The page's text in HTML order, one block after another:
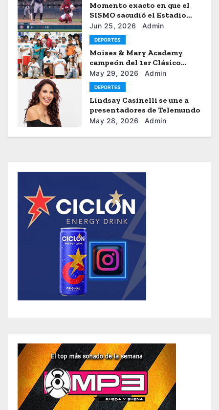
Momento exacto en que el
SISMO sacudió el Estadio
Universitario de Caracas
Jun 25, 2026 Admin
DEPORTES
Moises & Mary Academy
campeón del 1er Clásico
Internacional Ercilio-Tony-
Astacio de la HBA
May 29, 2026 Admin
DEPORTES
Lindsay Casinelli se une a
presentadores de Telemundo
May 28, 2026 Admin